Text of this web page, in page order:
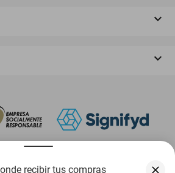
recibir tus compras